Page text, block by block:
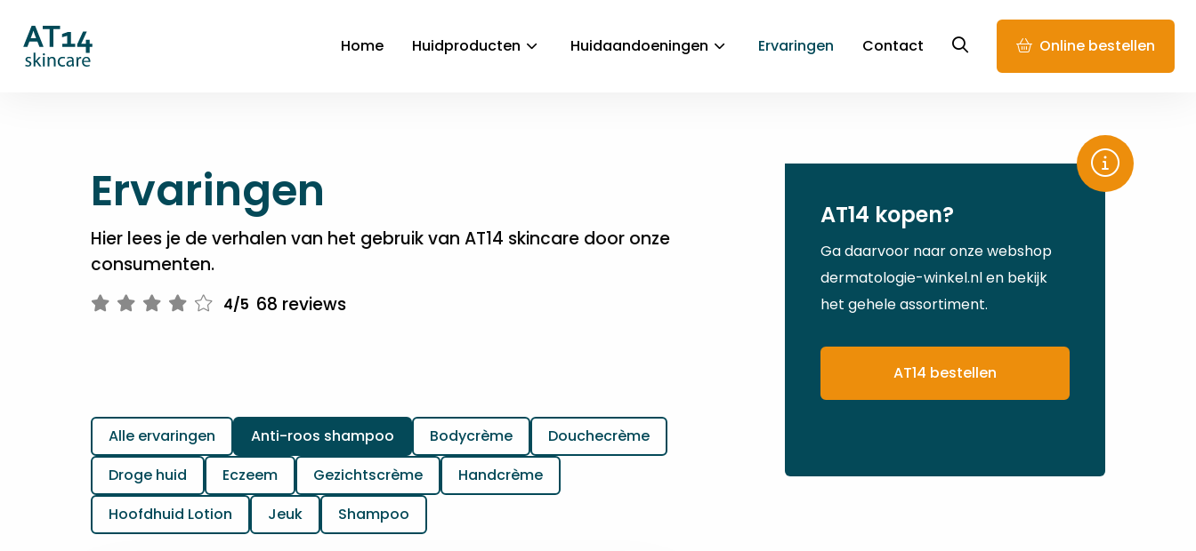
Home Huidproducten Huidaandoeningen Ervaringen Contact
naar
Online bestellen
Ervaringen
Hier lees je de verhalen van het gebruik van AT14 skincare door onze
consumenten.
4/5 68 reviews
Alle ervaringen Anti-roos shampoo Bodycrème
Douchecrème
Droge huid
Eczeem Gezichtscrème
Handcrème
Hoofdhuid Lotion
Jeuk Shampoo
AT14 kopen?
Ga daarvoor naar onze webshop
dermatologie-winkel.nl en bekijk
het gehele assortiment.
AT14 bestellen